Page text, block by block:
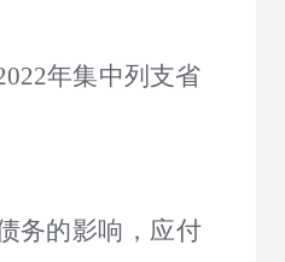
年集中列支省
务的影响，应付